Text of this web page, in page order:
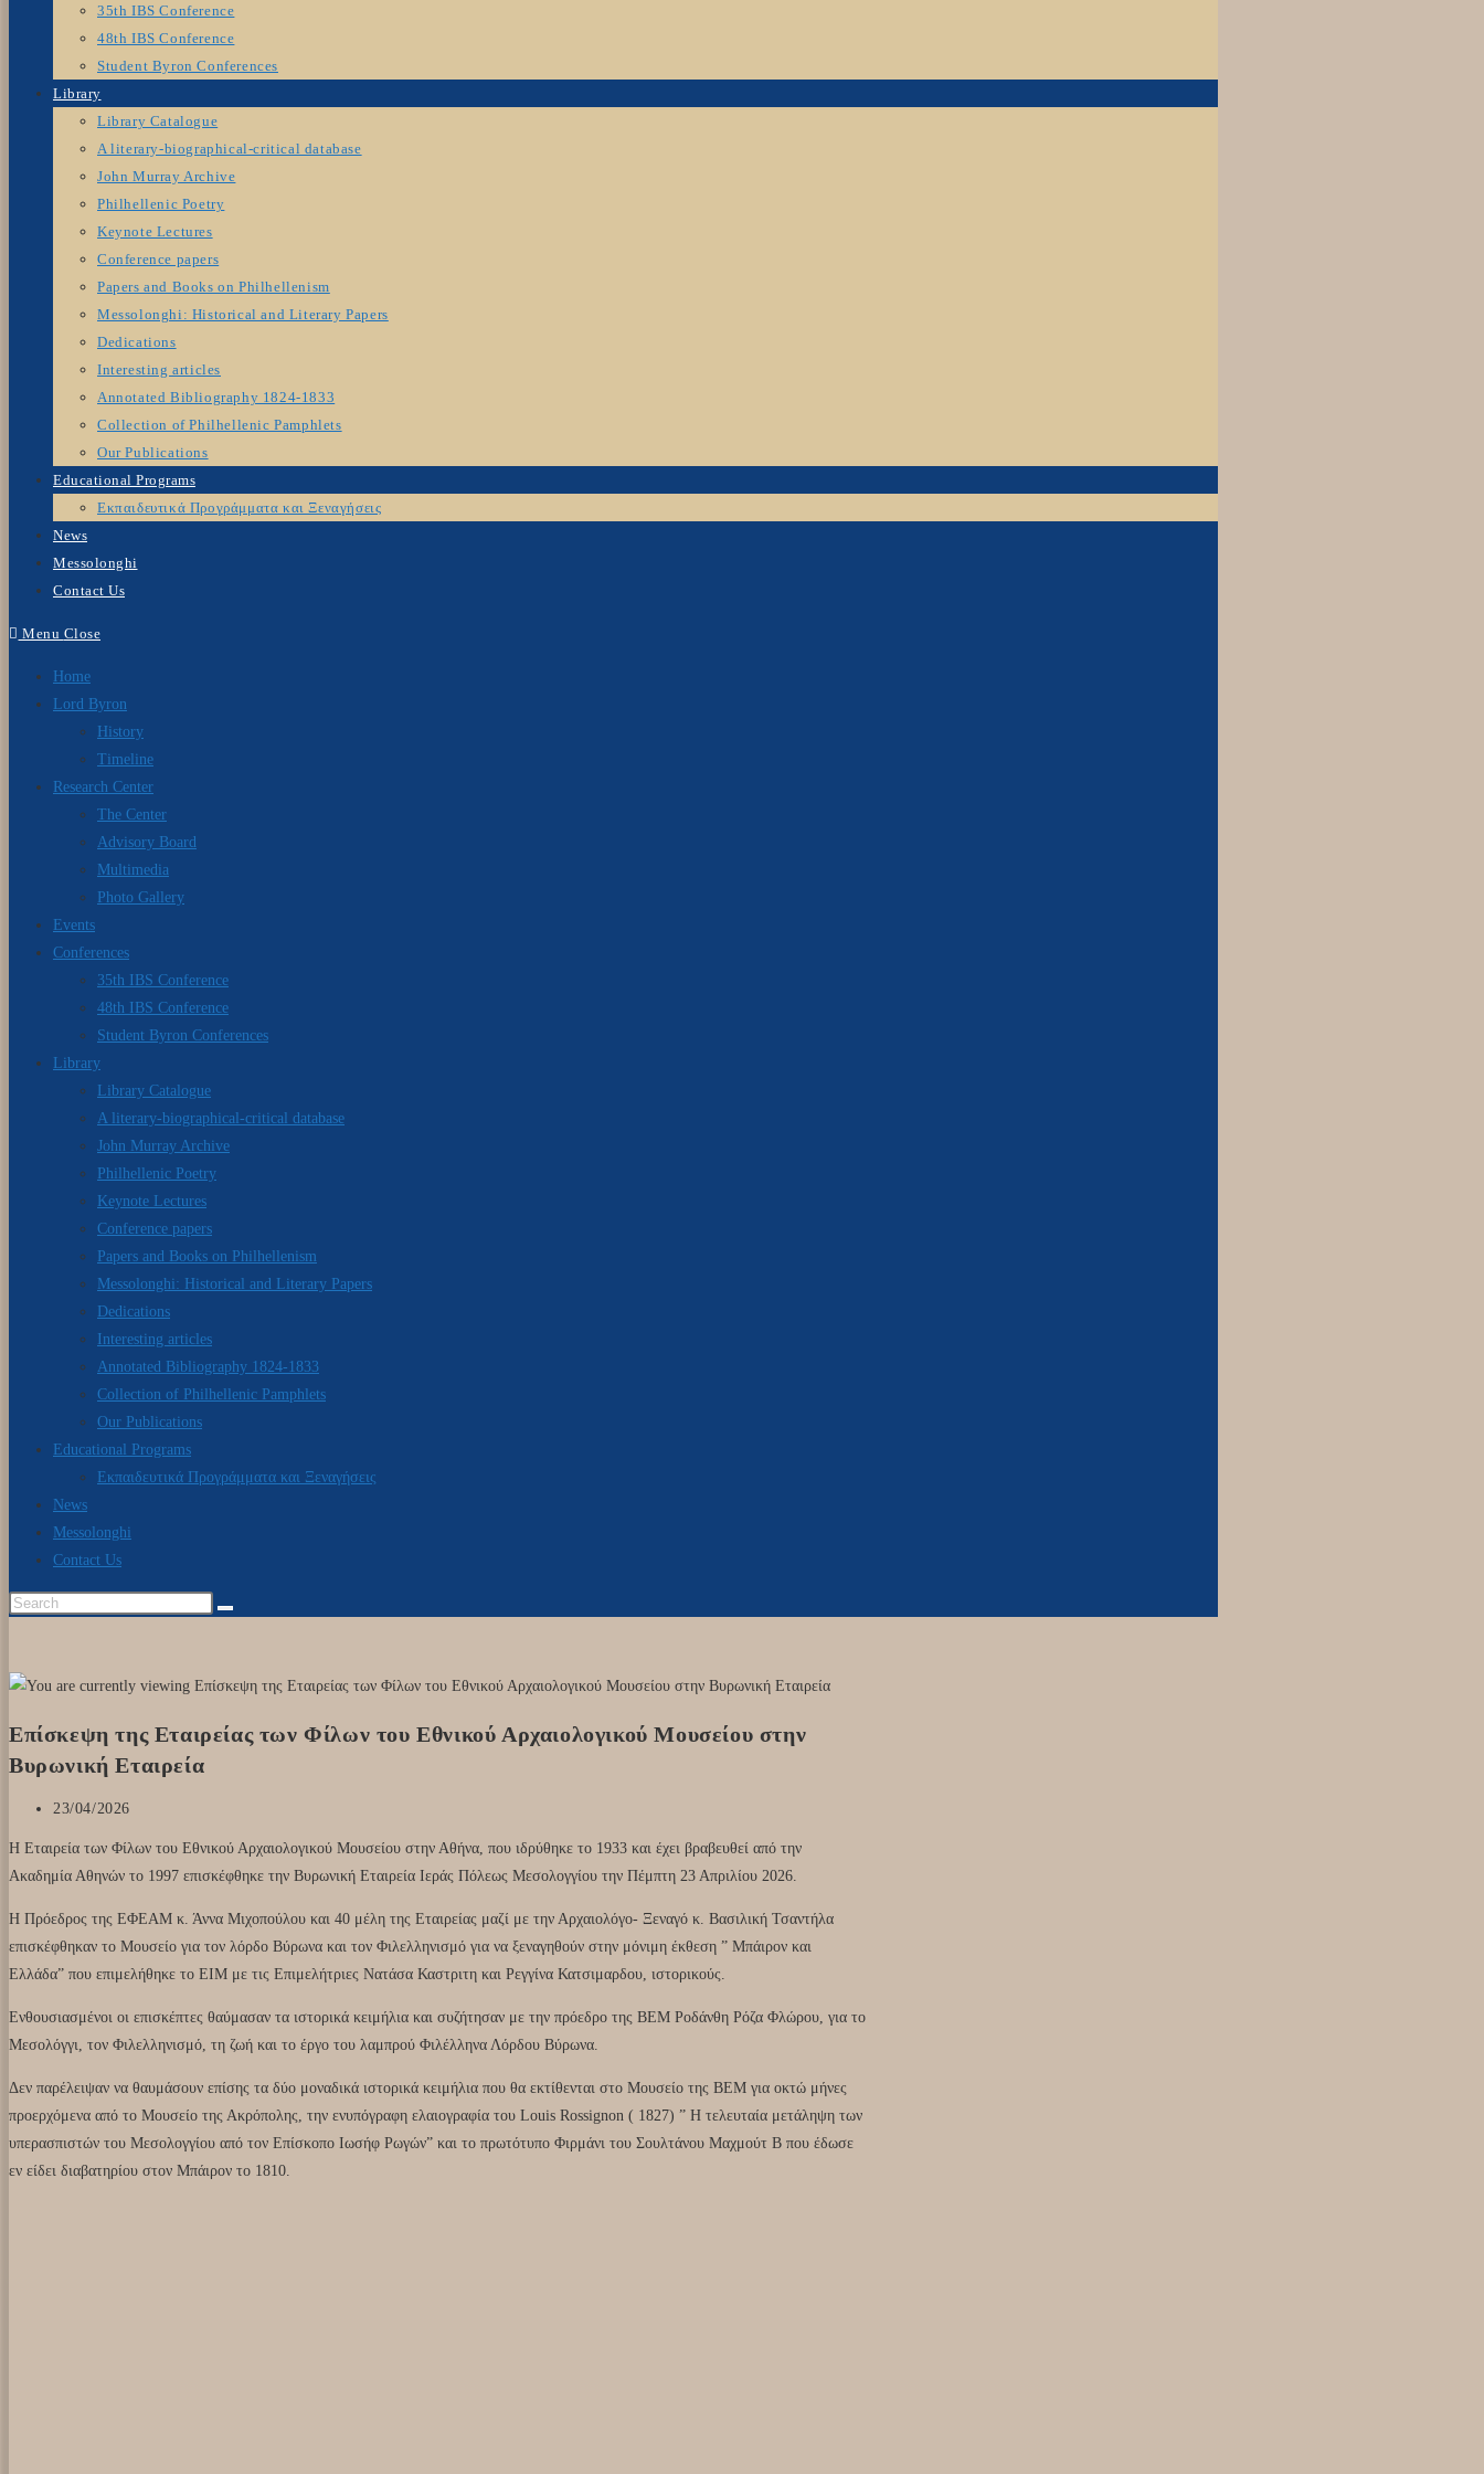
35th IBS Conference
48th IBS Conference
Student Byron Conferences
Library
Library Catalogue
A literary-biographical-critical database
John Murray Archive
Philhellenic Poetry
Keynote Lectures
Conference papers
Papers and Books on Philhellenism
Messolonghi: Historical and Literary Papers
Dedications
Interesting articles
Annotated Bibliography 1824-1833
Collection of Philhellenic Pamphlets
Our Publications
Educational Programs
Εκπαιδευτικά Προγράμματα και Ξεναγήσεις
News
Messolonghi
Contact Us
Menu Close
Home
Lord Byron
History
Timeline
Research Center
The Center
Advisory Board
Multimedia
Photo Gallery
Events
Conferences
35th IBS Conference
48th IBS Conference
Student Byron Conferences
Library
Library Catalogue
A literary-biographical-critical database
John Murray Archive
Philhellenic Poetry
Keynote Lectures
Conference papers
Papers and Books on Philhellenism
Messolonghi: Historical and Literary Papers
Dedications
Interesting articles
Annotated Bibliography 1824-1833
Collection of Philhellenic Pamphlets
Our Publications
Educational Programs
Εκπαιδευτικά Προγράμματα και Ξεναγήσεις
News
Messolonghi
Contact Us
Search
Επίσκεψη της Εταιρείας των Φίλων του Εθνικού Αρχαιολογικού Μουσείου στην
Βυρωνική Εταιρεία
Post
23/04/2026
Η Εταιρεία των Φίλων του Εθνικού Αρχαιολογικού Μουσείου στην Αθήνα, που ιδρύθηκε το 1933 και έχει βραβευθεί από την
Ακαδημία Αθηνών το 1997 επισκέφθηκε την Βυρωνική Εταιρεία Ιεράς Πόλεως Μεσολογγίου την Πέμπτη 23 Απριλίου 2026.
Η Πρόεδρος της ΕΦΕΑΜ κ. Άννα Μιχοπούλου και 40 μέλη της Εταιρείας μαζί με την Αρχαιολόγο- Ξεναγό κ. Βασιλική Τσαντήλα
επισκέφθηκαν το Μουσείο για τον λόρδο Βύρωνα και τον Φιλελληνισμό για να ξεναγηθούν στην μόνιμη έκθεση ” Μπάιρον και
Ελλάδα” που επιμελήθηκε το ΕΙΜ με τις Επιμελήτριες Νατάσα Καστριτη και Ρεγγίνα Κατσιμαρδου, ιστορικούς.
Ενθουσιασμένοι οι επισκέπτες θαύμασαν τα ιστορικά κειμήλια και συζήτησαν με την πρόεδρο της ΒΕΜ Ροδάνθη Ρόζα Φλώρου, για το
Μεσολόγγι, τον Φιλελληνισμό, τη ζωή και το έργο του λαμπρού Φιλέλληνα Λόρδου Βύρωνα.
Δεν παρέλειψαν να θαυμάσουν επίσης τα δύο μοναδικά ιστορικά κειμήλια που θα εκτίθενται στο Μουσείο της ΒΕΜ για οκτώ μήνες
προερχόμενα από το Μουσείο της Ακρόπολης, την ενυπόγραφη ελαιογραφία του Louis Rossignon ( 1827) ” Η τελευταία μετάληψη των
υπερασπιστών του Μεσολογγίου από τον Επίσκοπο Ιωσήφ Ρωγών” και το πρωτότυπο Φιρμάνι του Σουλτάνου Μαχμούτ Β που έδωσε
εν είδει διαβατηρίου στον Μπάιρον το 1810.